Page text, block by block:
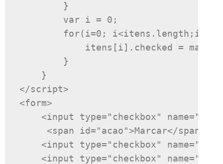
}
var i = 0 ;
for(i=0 ; i<itens . length ; i
            itens
[i]. checked = marcar
}
}
</script>
<form>
<input
type="checkbox" name=
<span
id="acao">Marcar</span>
<input
type="checkbox" name=
<input
type="checkbox" name=